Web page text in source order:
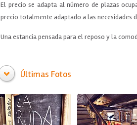
El precio se adapta al número de plazas
precio totalmente adaptado a las necesidades
Una estancia pensada para el reposo y la
Últimas Fotos